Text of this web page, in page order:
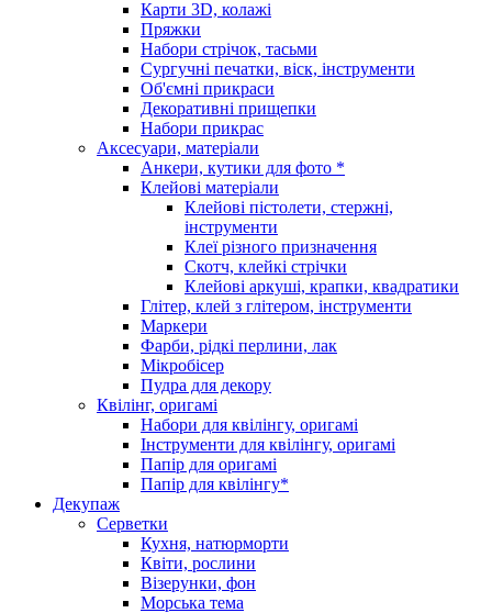
Карти 3D, колажі
Пряжки
Набори стрічок, тасьми
Сургучні печатки, віск, інструменти
Об'ємні прикраси
Декоративні прищепки
Набори прикрас
Аксесуари, матеріали
Анкери, кутики для фото *
Клейові матеріали
Клейові пістолети, стержні,
інструменти
Клеї різного призначення
Скотч, клейкі стрічки
Клейові аркуші, крапки, квадратики
Глітер, клей з глітером, інструменти
Маркери
Фарби, рідкі перлини, лак
Мікробісер
Пудра для декору
Квілінг, оригамі
Набори для квілінгу, оригамі
Інструменти для квілінгу, оригамі
Папір для оригамі
Папір для квілінгу*
Декупаж
Серветки
Кухня, натюрморти
Квіти, рослини
Візерунки, фон
Морська тема